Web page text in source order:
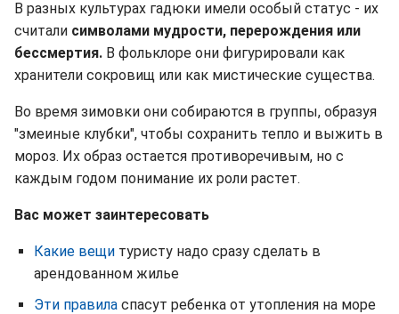
В разных культурах гадюки имели особый статус - их
считали символами мудрости, перерождения или
бессмертия. В фольклоре они фигурировали как
хранители сокровищ или как мистические существа.
Во время зимовки они собираются в группы, образуя
"змеиные клубки", чтобы сохранить тепло и выжить в
мороз. Их образ остается противоречивым, но с
каждым годом понимание их роли растет.
Вас может заинтересовать
Какие вещи туристу надо сразу сделать в
арендованном жилье
Эти правила спасут ребенка от утопления на море